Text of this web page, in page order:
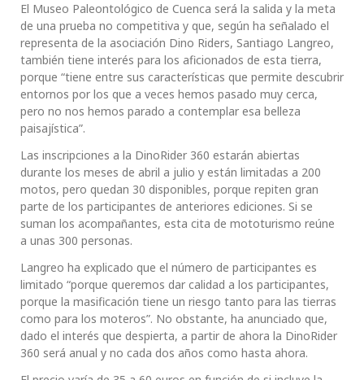
El Museo Paleontológico de Cuenca será la salida y la meta
de una prueba no competitiva y que, según ha señalado el
representa de la asociación Dino Riders, Santiago Langreo,
también tiene interés para los aficionados de esta tierra,
porque “tiene entre sus características que permite descubrir
entornos por los que a veces hemos pasado muy cerca,
pero no nos hemos parado a contemplar esa belleza
paisajística”.
Las inscripciones a la DinoRider 360 estarán abiertas
durante los meses de abril a julio y están limitadas a 200
motos, pero quedan 30 disponibles, porque repiten gran
parte de los participantes de anteriores ediciones. Si se
suman los acompañantes, esta cita de mototurismo reúne
a unas 300 personas.
Langreo ha explicado que el número de participantes es
limitado “porque queremos dar calidad a los participantes,
porque la masificación tiene un riesgo tanto para las tierras
como para los moteros”. No obstante, ha anunciado que,
dado el interés que despierta, a partir de ahora la DinoRider
360 será anual y no cada dos años como hasta ahora.